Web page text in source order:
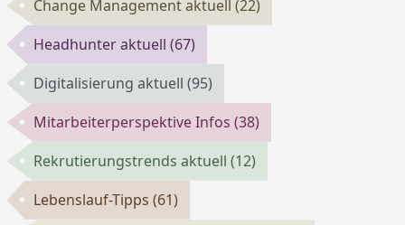
Change Management aktuell(22)
Headhunter aktuell(67)
Digitalisierung aktuell(95)
Mitarbeiterperspektive Infos(38)
Rekrutierungstrends aktuell(12)
Lebenslauf-Tipps(61)